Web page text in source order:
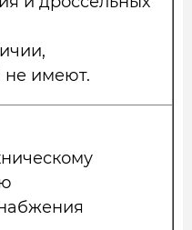
имеют.